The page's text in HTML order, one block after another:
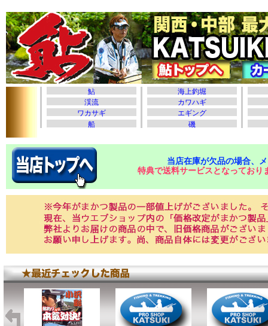
当店在庫が欠品の場合、
特典で送料サービスとなっており